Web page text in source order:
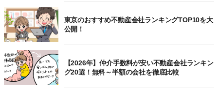
東京のおすすめ不動産会社ランキングTOP10を大
公開！
【2026年】仲介手数料が安い不動産会社ランキン
グ20選！無料～半額の会社を徹底比較